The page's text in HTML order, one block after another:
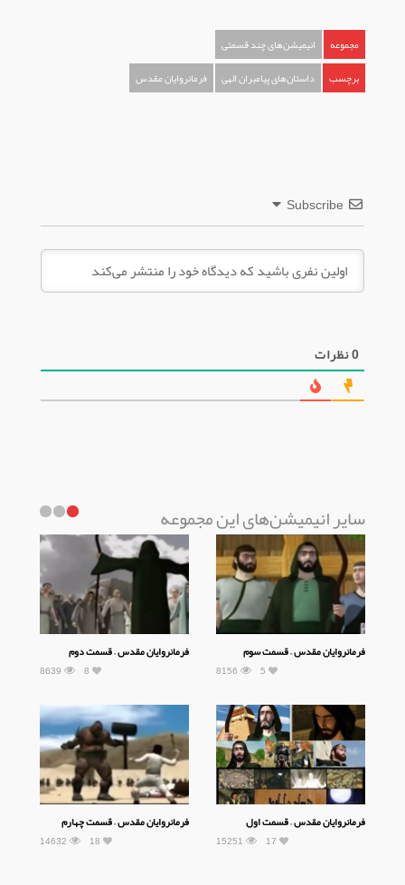
مجموعه
انیمیشن‌های چند قسمتی
برچسب
داستان‌های پیامبران الهی فرمانروایان مقدس
Subscribe
0نظرات
سایر انیمیشن‌های این مجموعه
فرمانروایان مقدس – قسمت سوم
8156 5
فرمانروایان مقدس – قسمت دوم
8639 8
فرمانروایان مقدس – قسمت اول
15251 17
فرمانروایان مقدس – قسمت چهارم
14632 18